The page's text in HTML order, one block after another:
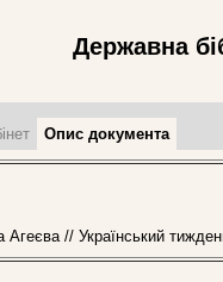
Державна
Опис документа
Агеєва // Український